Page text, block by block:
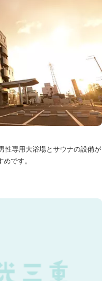
性専用大浴場とサウナの設備が
です。